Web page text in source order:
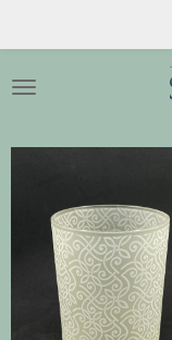
au
contenu